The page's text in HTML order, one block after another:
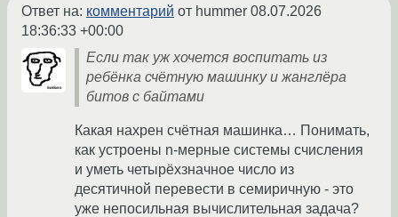
Ответ на: комментарий от hummer 08.07.2026
18:36:33 +00:00
Если так уж хочется воспитать из
ребёнка счётную машинку и жанглёра
битов с байтами
Какая нахрен счётная машинка… Понимать,
как устроены n-мерные системы счисления
и уметь четырёхзначное число из
десятичной перевести в семиричную - это
уже непосильная вычислительная задача?